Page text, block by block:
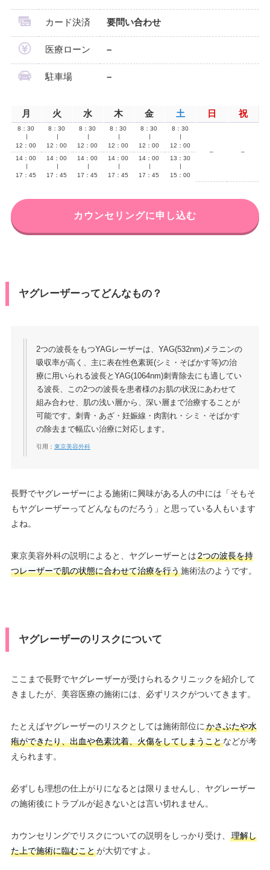
カード決済 要問い合わせ
医療ローン –
駐車場 –
月 火 水 木 金 土 日 祝
8：30
12：00
8：30
12：00
8：30
12：00
8：30
12：00
8：30
12：00
8：30
12：00
–
–
14：00
17：45
14：00
17：45
14：00
17：45
14：00
17：45
14：00
17：45
13：30
15：00
カウンセリングに申し込む
ヤグレーザーってどんなもの？
2つの波長をもつYAGレーザーは、YAG(532nm)メラニンの
吸収率が高く、主に表在性色素斑(シミ・そばかす等)の治
療に用いられる波長とYAG(1064nm)刺青除去にも適してい
る波長、この2つの波長を患者様のお肌の状況にあわせて
組み合わせ、肌の浅い層から、深い層まで治療することが
可能です。刺青・あざ・妊娠線・肉割れ・シミ・そばかす
の除去まで幅広い治療に対応します。
引用： 東京美容外科
長野でヤグレーザーによる施術に興味がある人の中には「そもそ
もヤグレーザーってどんなものだろう」と思っている人もいます
よね。
東京美容外科の説明によると、ヤグレーザーとは2つの波長を持
つレーザーで肌の状態に合わせて治療を行う施術法のようです。
ヤグレーザーのリスクについて
ここまで長野でヤグレーザーが受けられるクリニックを紹介して
きましたが、美容医療の施術には、必ずリスクがついてきます。
たとえばヤグレーザーのリスクとしては施術部位に かさぶたや水
疱ができたり、出血や色素沈着、火傷をしてしまうことなどが考
えられます。
必ずしも理想の仕上がりになるとは限りませんし、ヤグレーザー
の施術後にトラブルが起きないとは言い切れません。
カウンセリングでリスクについての説明をしっかり受け、
理解し
た上で施術に臨むことが大切ですよ。